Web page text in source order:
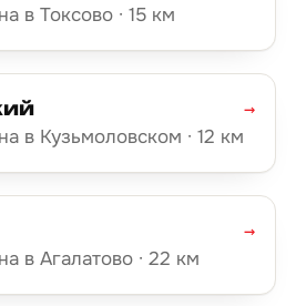
в Токсово · 15 км
в Кузьмоловском · 12 км
→
в Агалатово · 22 км
→